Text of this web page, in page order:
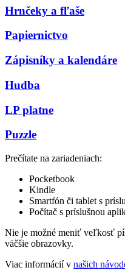
Hrnčeky a fľaše
Papiernictvo
Zápisníky a kalendáre
Hudba
LP platne
Puzzle
Prečítate na zariadeniach:
Pocketbook
Kindle
Smartfón či tablet s
Počítač s príslušnou
Nie je možné meniť veľkosť
väčšie obrazovky.
Viac informácií v našich